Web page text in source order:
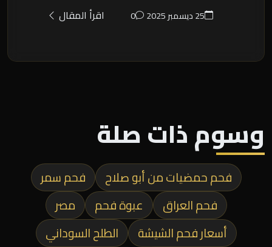
25 ديسمبر 2025 0 اقرأ المقال
وسوم ذات صلة
فحم حمضيات من أبو صلاح
فحم سمر
فحم العراق
عبوة فحم
مصر
أسعار فحم الشيشة
الطلح السوداني